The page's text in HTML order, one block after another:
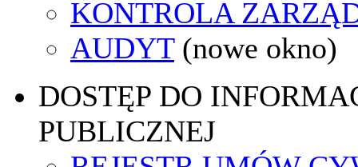
KONTROLA
AUDYT (nowe okno)
DOSTĘP DO
PUBLICZNEJ